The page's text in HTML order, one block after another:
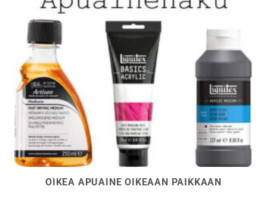
OIKEA APUAINE OIKEAAN PAIKKAAN